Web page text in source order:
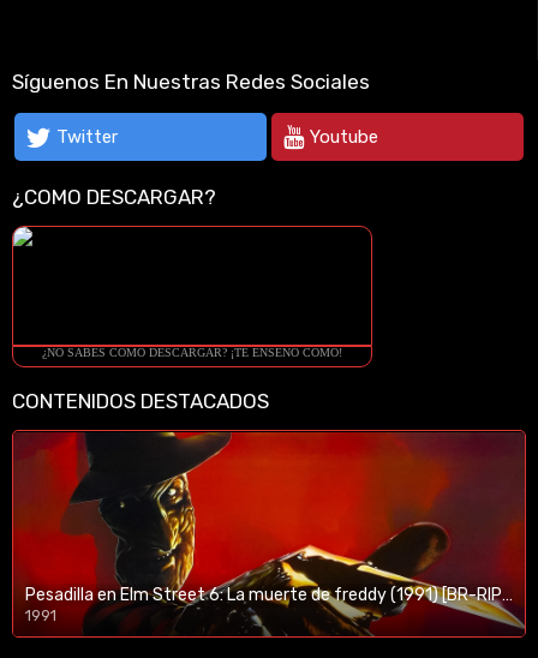
Síguenos En Nuestras Redes Sociales
Twitter Youtube
¿COMO DESCARGAR?
¿NO SABES COMO DESCARGAR? ¡TE ENSEÑO COMO!
CONTENIDOS DESTACADOS
Pesadilla en Elm Street 6: La muerte de freddy (1991) [BR-RIP] [HD-1080p]
1991